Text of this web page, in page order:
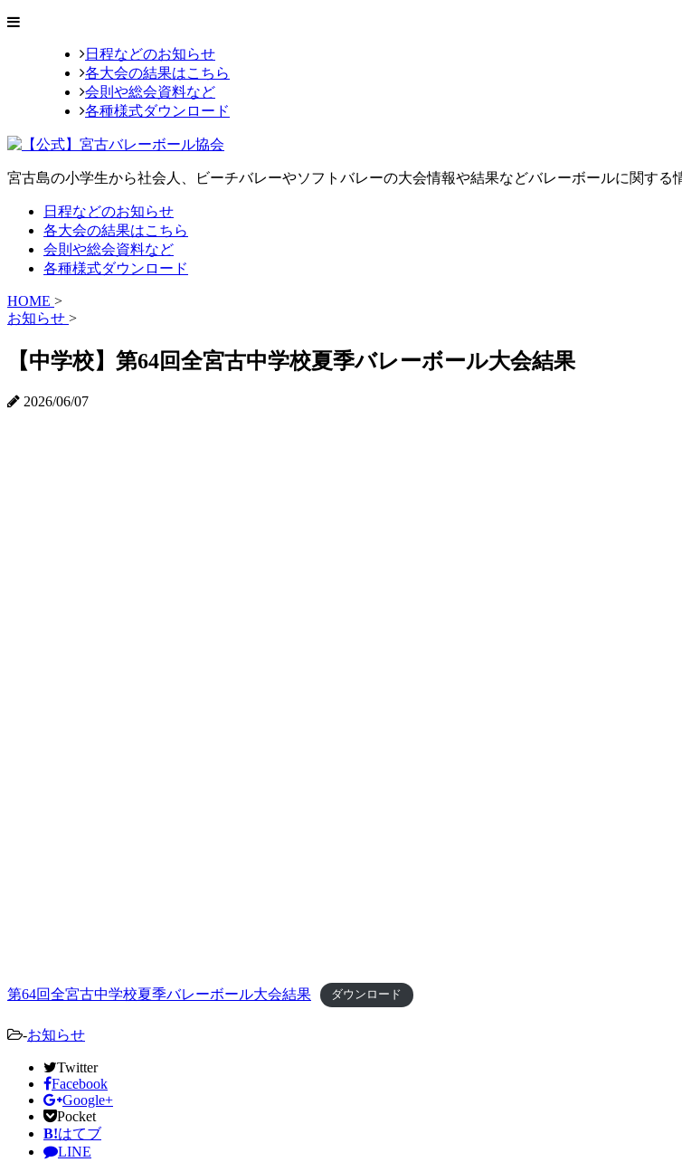
日程などのお知らせ
各大会の結果はこちら
会則や総会資料など
各種様式ダウンロード
宮古島の小学生から社会人、ビーチバレーやソフトバレーの大会情報や結果などバレーボールに関する
日程などのお知らせ
各大会の結果はこちら
会則や総会資料など
各種様式ダウンロード
HOME >
お知らせ >
【中学校】第64回全宮古中学校夏季バレーボール大会結果
2026/06/07
第64回全宮古中学校夏季バレーボール大会結果 ダウンロード
-お知らせ
Twitter
Facebook
Google+
Pocket
B!はてブ
LINE